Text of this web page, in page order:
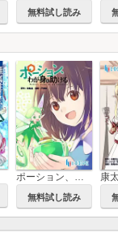
無料試し読み
ポーション、わが身を助ける
無料試し読み